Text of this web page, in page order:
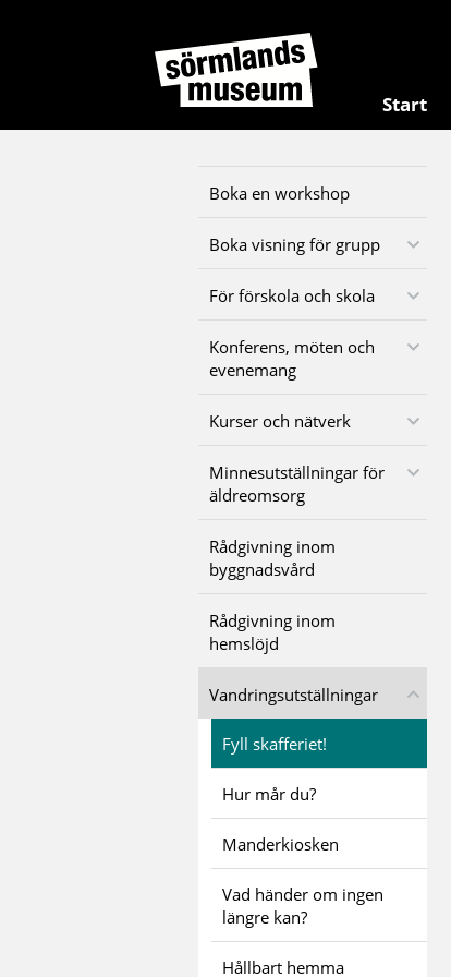
Start
Boka en workshop
Boka visning för grupp
För förskola och skola
Konferens, möten och
evenemang
Kurser och nätverk
Minnesutställningar för
äldreomsorg
Rådgivning inom
byggnadsvård
Rådgivning inom
hemslöjd
Vandringsutställningar
Fyll skafferiet!
Hur mår du?
Manderkiosken
Vad händer om ingen
längre kan?
Hållbart hemma